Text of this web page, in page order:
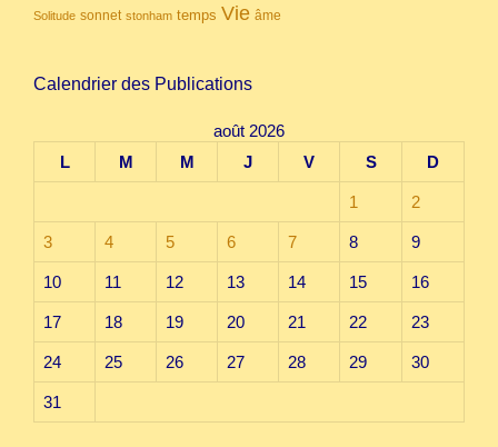
Solitude sonnet stonham temps Vie âme
Calendrier des Publications
août 2026
L
M M J V S D
1 2
3 4 5 6 7 8 9
10 11 12 13 14 15 16
17 18 19 20 21 22 23
24 25 26 27 28 29 30
31